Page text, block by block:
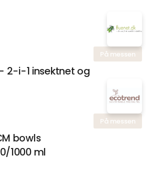
På messen
2-i-1 insektnet og
På messen
bowls
1000 ml